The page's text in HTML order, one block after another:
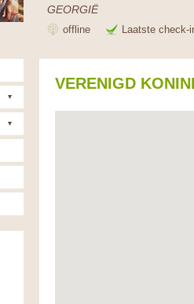
GEORGIË
offline Laatste check-
VERENIGD